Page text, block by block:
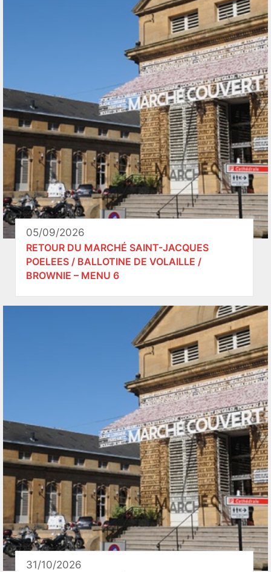
05/09/2026
RETOUR DU MARCHÉ SAINT-JACQUES
POELEES / BALLOTINE DE VOLAILLE /
BROWNIE – MENU 6
31/10/2026